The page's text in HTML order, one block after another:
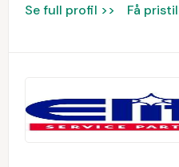
Se full profil >> Få